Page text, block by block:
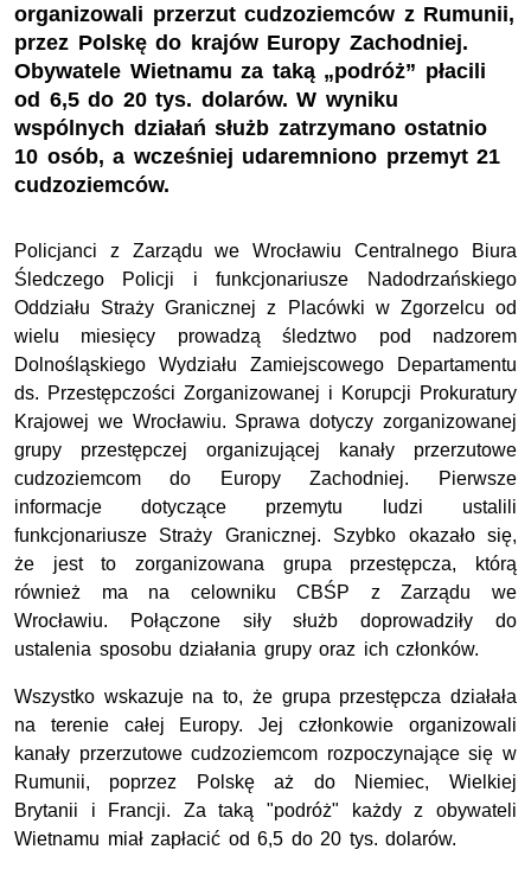
organizowali przerzut cudzoziemców z Rumunii,
przez Polskę do krajów Europy Zachodniej.
Obywatele Wietnamu za taką „podróż” płacili
od 6,5 do 20 tys. dolarów. W wyniku
wspólnych działań służb zatrzymano ostatnio
10 osób, a wcześniej udaremniono przemyt 21
cudzoziemców.
Policjanci z Zarządu we Wrocławiu Centralnego Biura
Śledczego Policji i funkcjonariusze Nadodrzańskiego
Oddziału Straży Granicznej z Placówki w Zgorzelcu od
wielu miesięcy prowadzą śledztwo pod nadzorem
Dolnośląskiego Wydziału Zamiejscowego Departamentu
ds. Przestępczości Zorganizowanej i Korupcji Prokuratury
Krajowej we Wrocławiu. Sprawa dotyczy zorganizowanej
grupy przestępczej organizującej kanały przerzutowe
cudzoziemcom do Europy Zachodniej. Pierwsze
informacje dotyczące przemytu ludzi ustalili
funkcjonariusze Straży Granicznej. Szybko okazało się,
że jest to zorganizowana grupa przestępcza, którą
również ma na celowniku CBŚP z Zarządu we
Wrocławiu. Połączone siły służb doprowadziły do
ustalenia sposobu działania grupy oraz ich członków.
Wszystko wskazuje na to, że grupa przestępcza działała
na terenie całej Europy. Jej członkowie organizowali
kanały przerzutowe cudzoziemcom rozpoczynające się w
Rumunii, poprzez Polskę aż do Niemiec, Wielkiej
Brytanii i Francji. Za taką "podróż" każdy z obywateli
Wietnamu miał zapłacić od 6,5 do 20 tys. dolarów.